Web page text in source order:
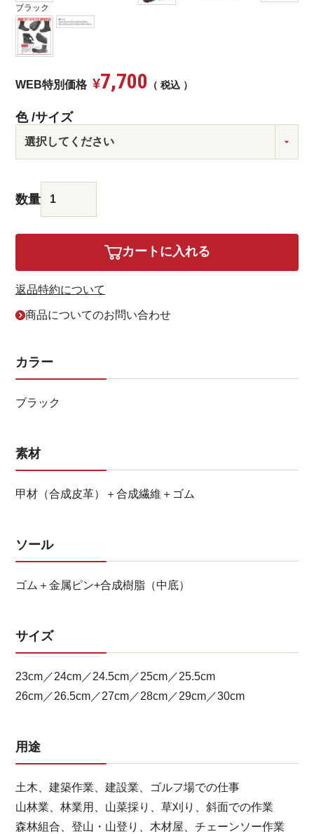
ブラック
WEB特別価格 ¥7,700 税込
色 サイズ
カートに入れる
返品特約について
商品についてのお問い合わせ
カラー
ブラック
素材
甲材（合成皮革）＋合成繊維＋ゴム
ソール
ゴム＋金属ピン+合成樹脂（中底）
サイズ
23cm／24cm／24.5cm／25cm／25.5cm
26cm／26.5cm／27cm／28cm／29cm／30cm
用途
土木、建築作業、建設業、ゴルフ場での仕事
山林業、林業用、山菜採り、草刈り、斜面での作業
森林組合、登山・山登り、木材屋、チェーンソー作業